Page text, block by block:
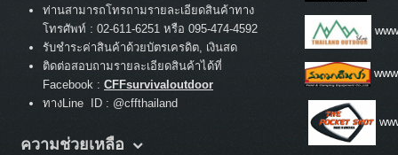
ท่านสามารถโทรถามรายละเอียดสินค้าทาง
โทรศัพท์ : 02-611-6251 หรือ 095-474-4592
รับชำระค่าสินค้าด้วยบัตรเครดิต, เงินสด
ติดต่อสอบถามรายละเอียดสินค้าได้ที่
Facebook : CFFsurvivaloutdoor
ทางLine ID : @cffthailand
ความช่วยเหลือ